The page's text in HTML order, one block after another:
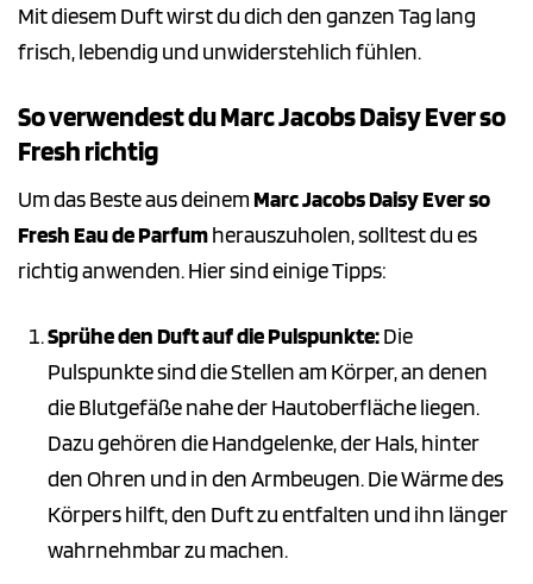
Mit diesem Duft wirst du dich den ganzen Tag lang
frisch, lebendig und unwiderstehlich fühlen.
So verwendest du Marc Jacobs Daisy Ever so
Fresh richtig
Um das Beste aus deinemMarc Jacobs Daisy Ever so
Fresh Eau de Parfumherauszuholen, solltest du es
richtig anwenden. Hier sind einige Tipps:
Sprühe den Duft auf die Pulspunkte:Die
Pulspunkte sind die Stellen am Körper, an denen
die Blutgefäße nahe der Hautoberfläche liegen.
Dazu gehören die Handgelenke, der Hals, hinter
den Ohren und in den Armbeugen. Die Wärme des
Körpers hilft, den Duft zu entfalten und ihn länger
wahrnehmbar zu machen.